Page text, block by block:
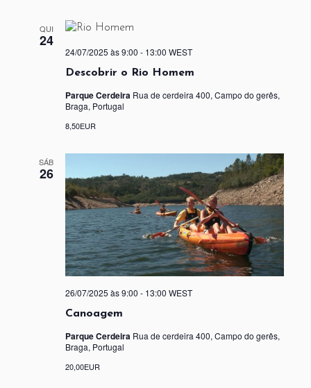
QUI
24
Descobrir o Rio Homem
24/07/2025 às 9:00 - 13:00 WEST
Parque Cerdeira Rua de cerdeira 400, Campo do gerês,
Braga, Portugal
8,50EUR
SÁB
26
Canoagem
26/07/2025 às 9:00 - 13:00 WEST
Parque Cerdeira Rua de cerdeira 400, Campo do gerês,
Braga, Portugal
20,00EUR